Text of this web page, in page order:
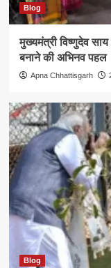
Blog
मुख्यमंत्री विष्णुदेव
बनाने की अभिनव पहल
Apna Chhattisgarh
Blog